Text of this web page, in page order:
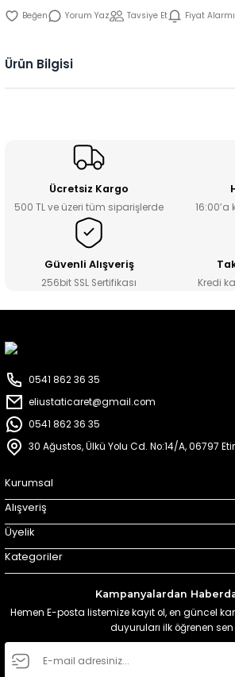
Yorum Yaz Tavsiye Et Fiyat Alarmı
Ürün Bilgisi
Ücretsiz Kargo
500 TL ve üzeri tüm siparişlerde
Güvenli Alışveriş
256bit SSL Sertifikası Kredi
0541 862 36 35
eliustaticaret@gmail.com
0541 862 36 35
30 Ağustos, Ülkü Yolu Cd. No:14/A, 06797
Kurumsal
Alışveriş
Üyelik
Kategoriler
Kampanyalardan
Hemen E-posta listemize kayıt ol, en güncel
duyuruları ilk öğrenen sen